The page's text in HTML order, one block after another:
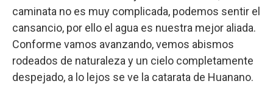
caminata no es muy complicada, podemos sentir el
cansancio, por ello el agua es nuestra mejor aliada.
Conforme vamos avanzando, vemos abismos
rodeados de naturaleza y un cielo completamente
despejado, a lo lejos se ve la catarata de Huanano.